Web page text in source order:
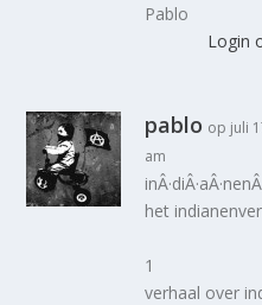
Pablo
Login
pablo op juli
am
het
1
verhaal over